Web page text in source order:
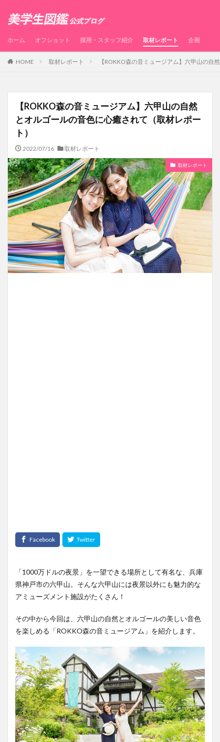
ホーム オフショット 採用・スタッフ紹介 取材レポート 企画
HOME 取材レポート 【ROKKO森の音ミュージアム】六甲山の
【ROKKO森の音ミュージアム】六甲山の自然
とオルゴールの音色に心癒されて（取材レポー
ト）
2022/07/16 取材レポート
取材レポート
「1000万ドルの夜景」を一望できる場所として有名な、兵庫
県神戸市の六甲山。そんな六甲山には夜景以外にも魅力的な
アミューズメント施設がたくさん！
その中から今回は、六甲山の自然とオルゴールの美しい音色
を楽しめる「ROKKO森の音ミュージアム」を紹介します。